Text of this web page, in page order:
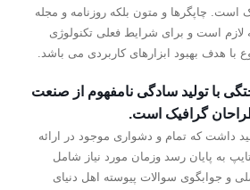
است. چاپگرها و متون بلکه روزنامه و مجله
است و برای شرایط فعلی تکنولوژی
با هدف بهبود ابزارهای کاربردی می باشد.
با تولید سادگی نامفهوم از صنعت
گرافیک است.
داشت که تمام و دشواری موجود در ارائه
تایپ به پایان رسد وزمان مورد نیاز شامل
و جوابگوی سوالات پیوسته اهل دنیای